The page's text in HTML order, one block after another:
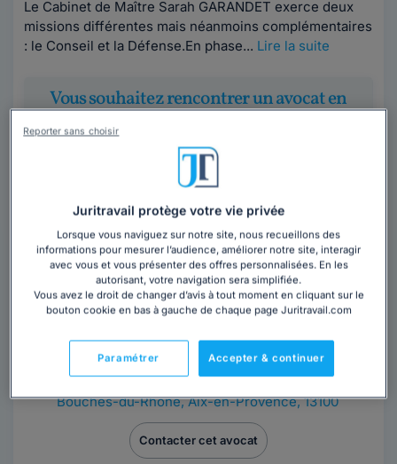
Le Cabinet de Maître Sarah GARANDET exerce deux
missions différentes mais néanmoins complémentaires
: le Conseil et la Défense.En phase... Lire la suite
Vous souhaitez rencontrer un avocat en
cabinet à Aix-en-Provence ?
Obtenez 3 devis d'avocats près de chez vous
Trouver un avocat
Maître Thibaud VIDAL
Bouches-du-Rhône,Aix-en-Provence, 13100
Contacter cet avocat
Juritravail protège votre vie privée
Lorsque vous naviguez sur notre site, nous recueillons des
informations pour mesurer l’audience, améliorer notre site, interagir
avec vous et vous présenter des offres personnalisées. En les
autorisant, votre navigation sera simplifiée.
Vous avez le droit de changer d’avis à tout moment en cliquant sur le
bouton cookie en bas à gauche de chaque page Juritravail.com
Accepter & continuer
Paramétrer
Reporter sans choisir